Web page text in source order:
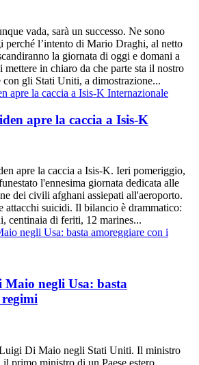
vada, sarà un successo. Ne sono
perché l’intento di Mario Draghi, al netto
la giornata di oggi e domani a
mettere in chiaro da che parte sta il nostro
con gli Stati Uniti, a dimostrazione...
Internazionale
apre la caccia a Isis-K
apre la caccia a Isis-K. Ieri pomeriggio,
l'ennesima giornata dedicata alle
dei civili afghani assiepati all'aeroporto.
attacchi suicidi. Il bilancio è drammatico:
centinaia di feriti, 12 marines...
Maio negli Usa: basta
Di Maio negli Stati Uniti. Il ministro
primo ministro di un Paese estero,